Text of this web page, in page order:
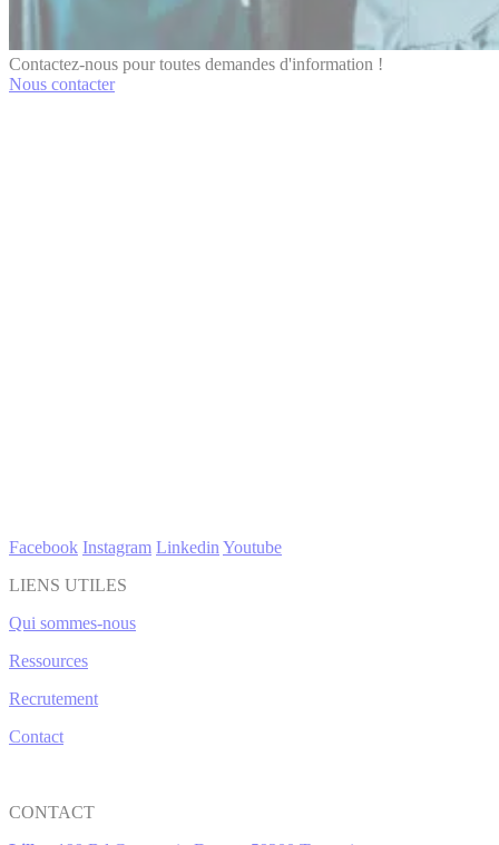
Contactez-nous pour toutes demandes d'information !
Nous contacter
Facebook Instagram Linkedin Youtube
LIENS UTILES
Qui sommes-nous
Ressources
Recrutement
Contact
CONTACT